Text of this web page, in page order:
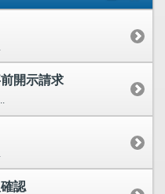
開示請求
認